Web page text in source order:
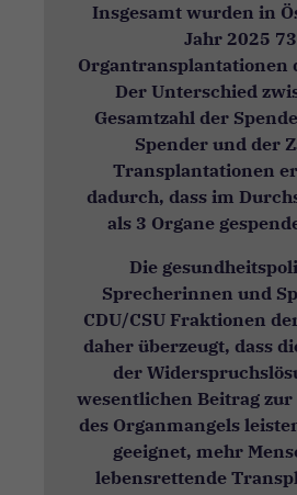
Insgesamt wurden in
Jahr 2025
Organtransplantationen
Der Unterschied
Gesamtzahl der
Spender und der
Transplantationen
dadurch, dass im
als 3 Organe
Die
Sprecherinnen und
CDU/CSU Fraktionen
daher überzeugt, dass
der
wesentlichen Beitrag
des Organmangels
geeignet, mehr
lebensrettende